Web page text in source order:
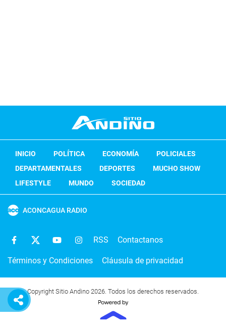
INICIO POLÍTICA ECONOMÍA
POLICIALES
DEPARTAMENTALES
DEPORTES
MUCHO SHOW
LIFESTYLE
MUNDO SOCIEDAD
ACONCAGUA RADIO
RSS Contactanos
Términos y Condiciones Cláusula de privacidad
Copyright Sitio Andino 2026. Todos los derechos reservados.